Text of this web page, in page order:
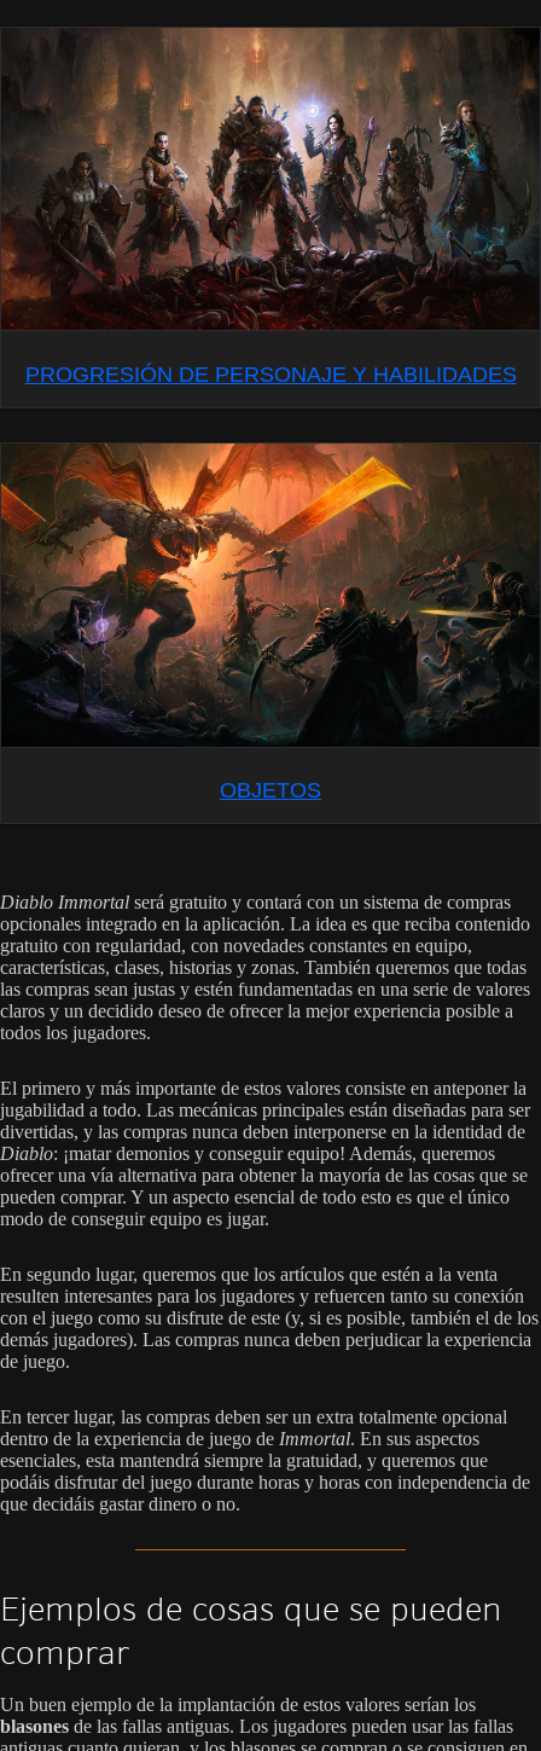
PROGRESIÓN DE PERSONAJE Y HABILIDADES
OBJETOS
Diablo Immortal será gratuito y contará con un sistema de compras
opcionales integrado en la aplicación. La idea es que reciba contenido
gratuito con regularidad, con novedades constantes en equipo,
características, clases, historias y zonas. También queremos que todas
las compras sean justas y estén fundamentadas en una serie de valores
claros y un decidido deseo de ofrecer la mejor experiencia posible a
todos los jugadores.
El primero y más importante de estos valores consiste en anteponer la
jugabilidad a todo. Las mecánicas principales están diseñadas para ser
divertidas, y las compras nunca deben interponerse en la identidad de
Diablo: ¡matar demonios y conseguir equipo! Además, queremos
ofrecer una vía alternativa para obtener la mayoría de las cosas que se
pueden comprar. Y un aspecto esencial de todo esto es que el único
modo de conseguir equipo es jugar.
En segundo lugar, queremos que los artículos que estén a la venta
resulten interesantes para los jugadores y refuercen tanto su conexión
con el juego como su disfrute de este (y, si es posible, también el de los
demás jugadores). Las compras nunca deben perjudicar la experiencia
de juego.
En tercer lugar, las compras deben ser un extra totalmente opcional
dentro de la experiencia de juego de Immortal. En sus aspectos
esenciales, esta mantendrá siempre la gratuidad, y queremos que
podáis disfrutar del juego durante horas y horas con independencia de
que decidáis gastar dinero o no.
Ejemplos de cosas que se pueden
comprar
Un buen ejemplo de la implantación de estos valores serían los
blasones de las fallas antiguas. Los jugadores pueden usar las fallas